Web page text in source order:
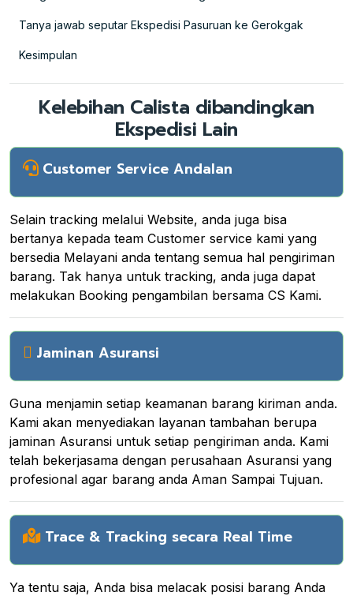
Tanya jawab seputar Ekspedisi Pasuruan ke Gerokgak
Kesimpulan
Kelebihan Calista dibandingkan
Ekspedisi Lain
Customer Service Andalan
Selain tracking melalui Website, anda juga bisa
bertanya kepada team Customer service kami yang
bersedia Melayani anda tentang semua hal pengiriman
barang. Tak hanya untuk tracking, anda juga dapat
melakukan Booking pengambilan bersama CS Kami.
Jaminan Asuransi
Guna menjamin setiap keamanan barang kiriman anda.
Kami akan menyediakan layanan tambahan berupa
jaminan Asuransi untuk setiap pengiriman anda. Kami
telah bekerjasama dengan perusahaan Asuransi yang
profesional agar barang anda Aman Sampai Tujuan.
Trace & Tracking secara Real Time
Ya tentu saja, Anda bisa melacak posisi barang Anda